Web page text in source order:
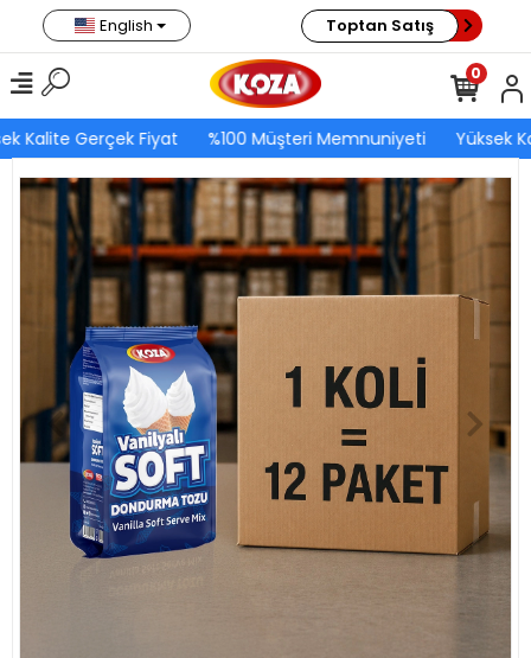
Kalite Gerçek Fiyat %100 Müşteri Memnuniyeti Yüksek
English Toptan Satış
0